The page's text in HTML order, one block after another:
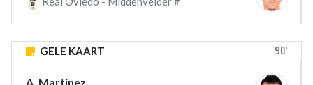
GELE KAART 90'
A. Martinez